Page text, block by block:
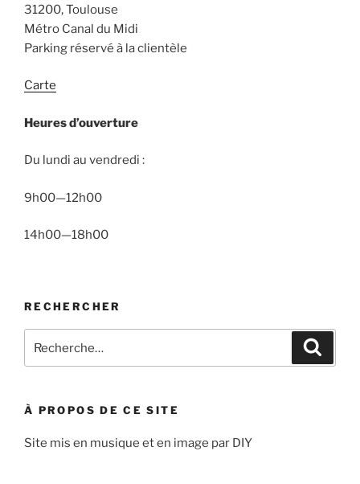
31200, Toulouse
Métro Canal du Midi
Parking réservé à la clientèle
Carte
Heures d’ouverture
Du lundi au vendredi :
9h00—12h00
14h00—18h00
RECHERCHER
pour
À PROPOS DE CE SITE
Site mis en musique et en image par DIY